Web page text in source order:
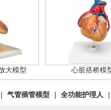
模型 心脏搭桥模型
气管插管模型 全功能护理人